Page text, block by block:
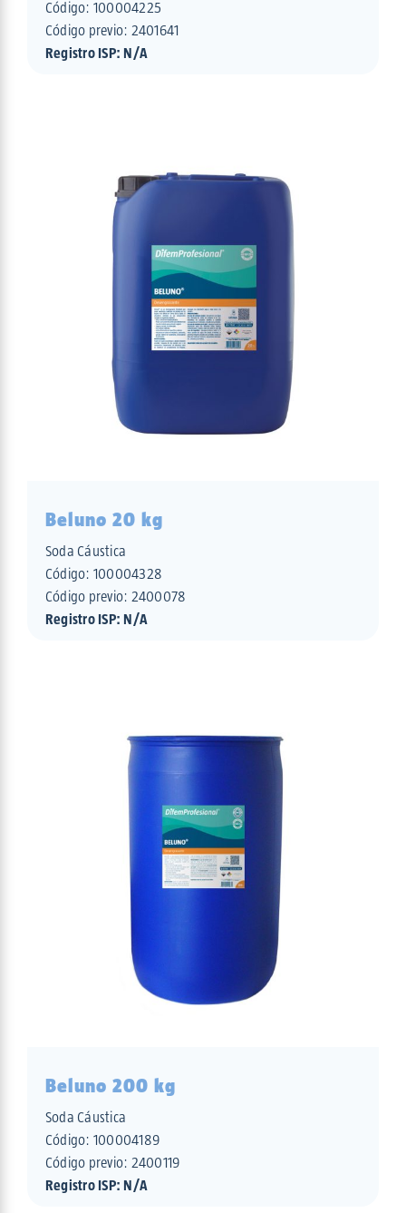
Código: 100004225
Código previo: 2401641
Registro ISP: N/A
Beluno 20 kg
Soda Cáustica
Código: 100004328
Código previo: 2400078
Registro ISP: N/A
Beluno 200 kg
Soda Cáustica
Código: 100004189
Código previo: 2400119
Registro ISP: N/A